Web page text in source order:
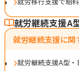
就労継続支援A
就労継続支援に関
就労継続支援A型